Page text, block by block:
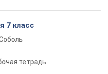
7 класс
тетрадь